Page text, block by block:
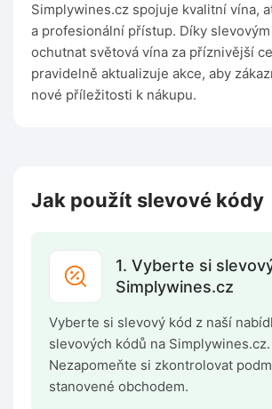
Simplywines.cz spojuje kvalitní vína,
a profesionální přístup. Díky
ochutnat světová vína za příznivější
pravidelně aktualizuje akce, aby
nové příležitosti k nákupu.
Jak použít slevové kódy
1. Vyberte si
Simplywines.cz
Vyberte si slevový kód z naší
slevových kódů na Simplywines.cz.
Nezapomeňte si zkontrolovat
stanovené obchodem.